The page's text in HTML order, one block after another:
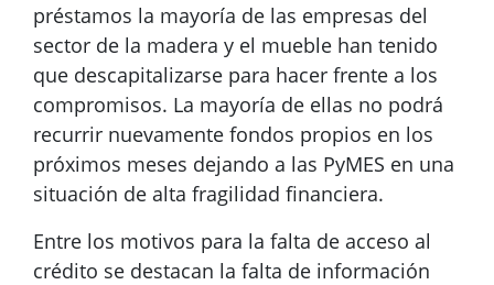
préstamos la mayoría de las empresas del
sector de la madera y el mueble han tenido
que descapitalizarse para hacer frente a los
compromisos. La mayoría de ellas no podrá
recurrir nuevamente fondos propios en los
próximos meses dejando a las PyMES en una
situación de alta fragilidad financiera.
Entre los motivos para la falta de acceso al
crédito se destacan la falta de información